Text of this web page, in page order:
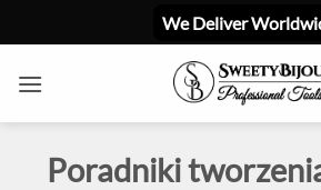
to
We Deliver
Poradniki